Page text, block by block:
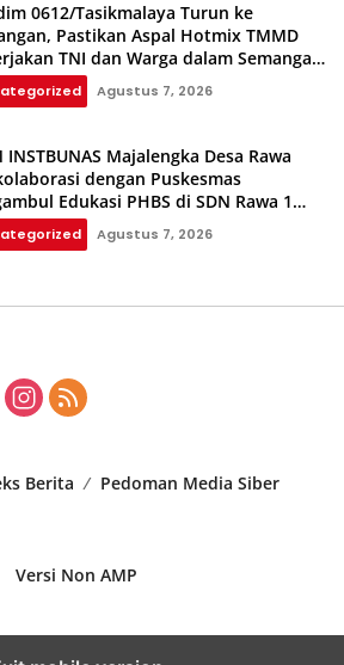
0612/Tasikmalaya Turun ke
Pastikan Aspal Hotmix TMMD
TNI dan Warga dalam Semangat
Royong Agustus 7, 2026
INSTBUNAS Majalengka Desa Rawa
dengan Puskesmas
Edukasi PHBS di SDN Rawa 1
Rawa 3 Agustus 7, 2026
Berita
Pedoman Media Siber
Versi Non AMP